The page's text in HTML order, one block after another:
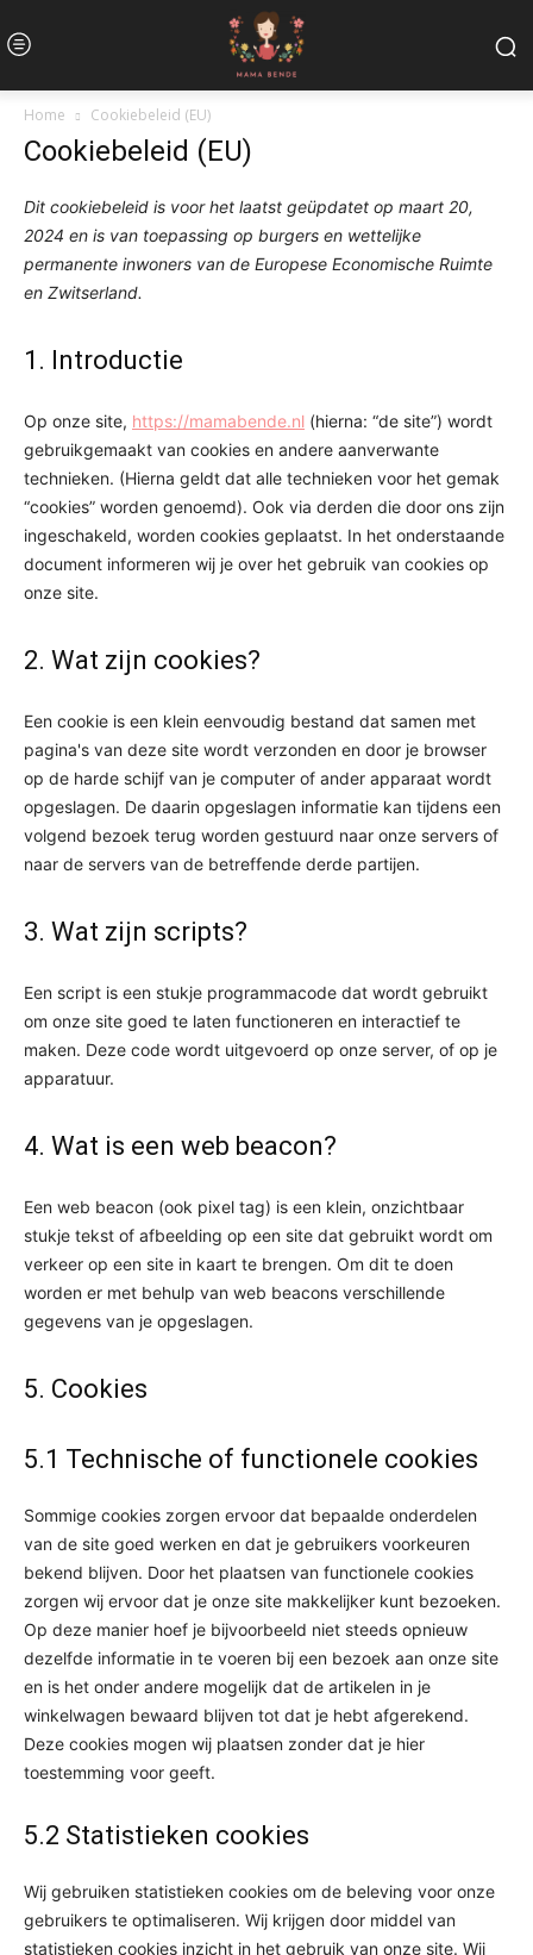
Home Cookiebeleid (EU)
Cookiebeleid (EU)
Dit cookiebeleid is voor het laatst geüpdatet op maart 20,
2024 en is van toepassing op burgers en wettelijke
permanente inwoners van de Europese Economische Ruimte
en Zwitserland.
1. Introductie
Op onze site, https://mamabende.nl (hierna: “de site”) wordt
gebruikgemaakt van cookies en andere aanverwante
technieken. (Hierna geldt dat alle technieken voor het gemak
“cookies” worden genoemd). Ook via derden die door ons zijn
ingeschakeld, worden cookies geplaatst. In het onderstaande
document informeren wij je over het gebruik van cookies op
onze site.
2. Wat zijn cookies?
Een cookie is een klein eenvoudig bestand dat samen met
pagina's van deze site wordt verzonden en door je browser
op de harde schijf van je computer of ander apparaat wordt
opgeslagen. De daarin opgeslagen informatie kan tijdens een
volgend bezoek terug worden gestuurd naar onze servers of
naar de servers van de betreffende derde partijen.
3. Wat zijn scripts?
Een script is een stukje programmacode dat wordt gebruikt
om onze site goed te laten functioneren en interactief te
maken. Deze code wordt uitgevoerd op onze server, of op je
apparatuur.
4. Wat is een web beacon?
Een web beacon (ook pixel tag) is een klein, onzichtbaar
stukje tekst of afbeelding op een site dat gebruikt wordt om
verkeer op een site in kaart te brengen. Om dit te doen
worden er met behulp van web beacons verschillende
gegevens van je opgeslagen.
5. Cookies
5.1 Technische of functionele cookies
Sommige cookies zorgen ervoor dat bepaalde onderdelen
van de site goed werken en dat je gebruikers voorkeuren
bekend blijven. Door het plaatsen van functionele cookies
zorgen wij ervoor dat je onze site makkelijker kunt bezoeken.
Op deze manier hoef je bijvoorbeeld niet steeds opnieuw
dezelfde informatie in te voeren bij een bezoek aan onze site
en is het onder andere mogelijk dat de artikelen in je
winkelwagen bewaard blijven tot dat je hebt afgerekend.
Deze cookies mogen wij plaatsen zonder dat je hier
toestemming voor geeft.
5.2 Statistieken cookies
Wij gebruiken statistieken cookies om de beleving voor onze
gebruikers te optimaliseren. Wij krijgen door middel van
statistieken cookies inzicht in het gebruik van onze site. Wij